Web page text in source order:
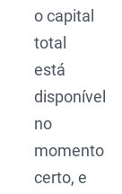
o capital
total
está
disponível
no
momento
certo, e